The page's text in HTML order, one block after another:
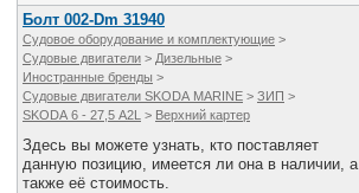
Болт 002-Dm 31940
Судовое оборудование и комплектующие >
Судовые двигатели > Дизельные >
Иностранные бренды >
Судовые двигатели SKODA MARINE > ЗИП >
SKODA 6 - 27,5 A2L > Верхний картер
Здесь вы можете узнать, кто поставляет
данную позицию, имеется ли она в наличии, а
также её стоимость.